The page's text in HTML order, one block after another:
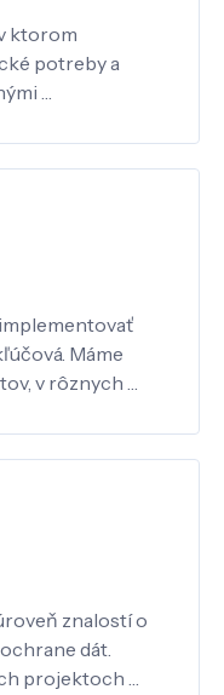
ktorom
potreby a
…
Máme
v rôznych …
znalostí o
dát.
projektoch …